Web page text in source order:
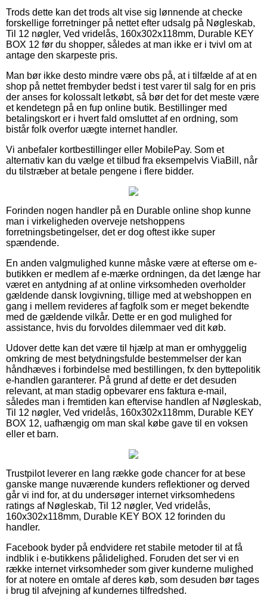
Trods dette kan det trods alt vise sig lønnende at checke
forskellige forretninger på nettet efter udsalg på Nøgleskab,
Til 12 nøgler, Ved vridelås, 160x302x118mm, Durable KEY
BOX 12 før du shopper, således at man ikke er i tvivl om at
antage den skarpeste pris.
Man bør ikke desto mindre være obs på, at i tilfælde af at en
shop på nettet frembyder bedst i test varer til salg for en pris
der anses for kolossalt letkøbt, så bør det for det meste være
et kendetegn på en fup online butik. Bestillinger med
betalingskort er i hvert fald omsluttet af en ordning, som
bistår folk overfor uægte internet handler.
Vi anbefaler kortbestillinger eller MobilePay. Som et
alternativ kan du vælge et tilbud fra eksempelvis ViaBill, når
du tilstræber at betale pengene i flere bidder.
Forinden nogen handler på en Durable online shop kunne
man i virkeligheden overveje netshoppens
forretningsbetingelser, det er dog oftest ikke super
spændende.
En anden valgmulighed kunne måske være at efterse om e-
butikken er medlem af e-mærke ordningen, da det længe har
været en antydning af at online virksomheden overholder
gældende dansk lovgivning, tillige med at webshoppen en
gang i mellem revideres af fagfolk som er meget bekendte
med de gældende vilkår. Dette er en god mulighed for
assistance, hvis du forvoldes dilemmaer ved dit køb.
Udover dette kan det være til hjælp at man er omhyggelig
omkring de mest betydningsfulde bestemmelser der kan
håndhæves i forbindelse med bestillingen, fx den byttepolitik
e-handlen garanterer. På grund af dette er det desuden
relevant, at man stadig opbevarer ens faktura e-mail,
således man i fremtiden kan eftervise handlen af Nøgleskab,
Til 12 nøgler, Ved vridelås, 160x302x118mm, Durable KEY
BOX 12, uafhængig om man skal købe gave til en voksen
eller et barn.
Trustpilot leverer en lang række gode chancer for at bese
ganske mange nuværende kunders reflektioner og derved
går vi ind for, at du undersøger internet virksomhedens
ratings af Nøgleskab, Til 12 nøgler, Ved vridelås,
160x302x118mm, Durable KEY BOX 12 forinden du
handler.
Facebook byder på endvidere ret stabile metoder til at få
indblik i e-butikkens pålidelighed. Foruden det ser vi en
række internet virksomheder som giver kunderne mulighed
for at notere en omtale af deres køb, som desuden bør tages
i brug til afvejning af kundernes tilfredshed.